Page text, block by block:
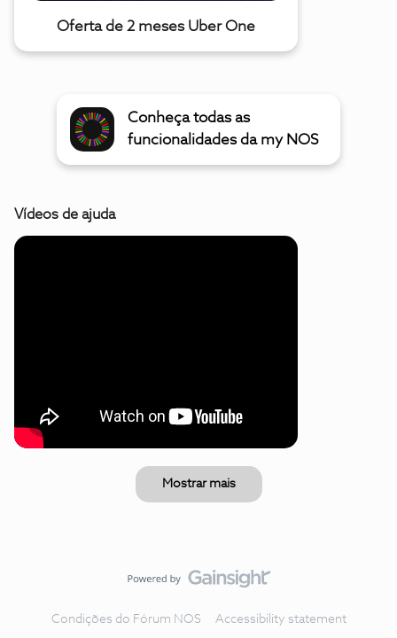
Oferta de 2 meses Uber One
Conheça todas as
funcionalidades da my NOS
Vídeos de ajuda
Mostrar mais
Condições do Fórum NOS Accessibility statement